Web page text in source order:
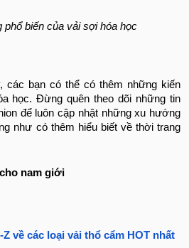
phổ biến của vải sợi hóa học
các bạn có thể có thêm những kiến
học. Đừng quên theo dõi những tin
để luôn cập nhật những xu hướng
như có thêm hiểu biết về thời trang
nam giới
về các loại vải thổ cẩm HOT nhất